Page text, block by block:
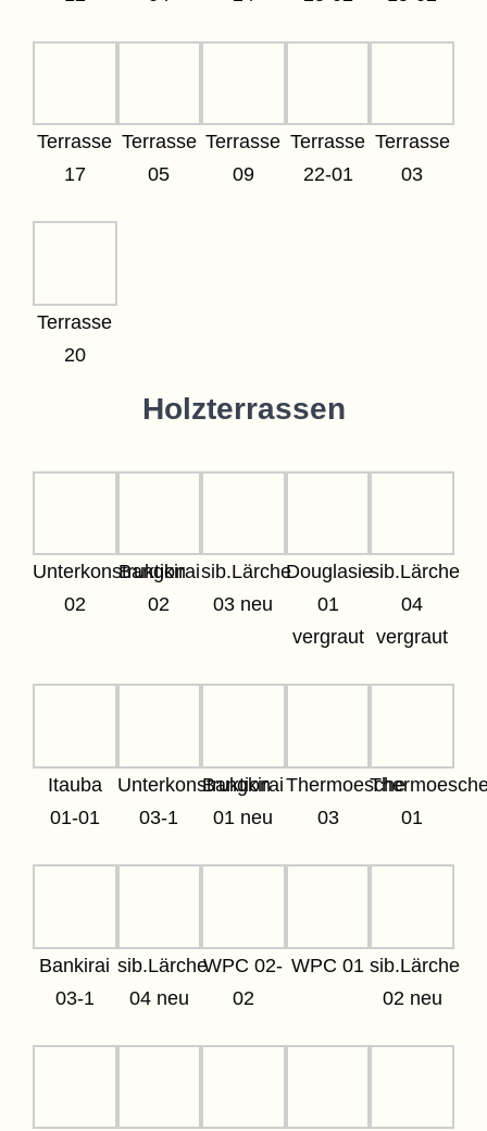
Terrasse
17
Terrasse
05
Terrasse
09
Terrasse
22-01
Terrasse
03
Terrasse
20
Holzterrassen
Unterkonstruktion
02
Bangkirai
02
sib.Lärche
03 neu
Douglasie
01
vergraut
sib.Lärche
04
vergraut
Itauba
01-01
Unterkonstruktion
03-1
Bangkirai
01 neu
Thermoesche
03
01
Bankirai
03-1
sib.Lärche
04 neu
WPC 02-
02
WPC 01 sib.Lärche
02 neu